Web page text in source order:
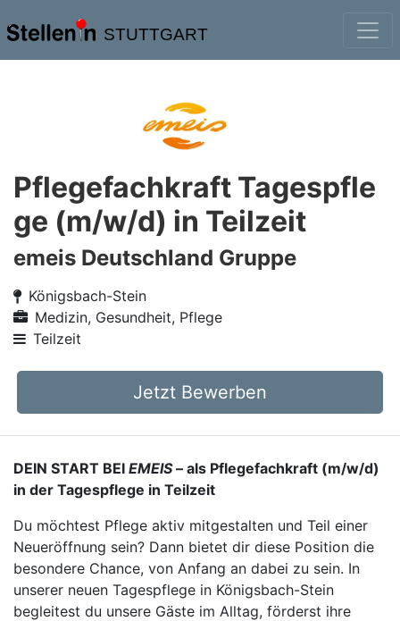
STUTTGART
Pflegefachkraft Tagespfle
ge (m/w/d) in Teilzeit
emeis Deutschland Gruppe
Königsbach-Stein
Medizin, Gesundheit, Pflege
Teilzeit
Jetzt Bewerben
DEIN START BEI EMEIS– als Pflegefachkraft (m/w/d)
in der Tagespflege in Teilzeit
Du möchtest Pflege aktiv mitgestalten und Teil einer
Neueröffnung sein? Dann bietet dir diese Position die
besondere Chance, von Anfang an dabei zu sein. In
unserer neuen Tagespflege in Königsbach-Stein
begleitest du unsere Gäste im Alltag, förderst ihre